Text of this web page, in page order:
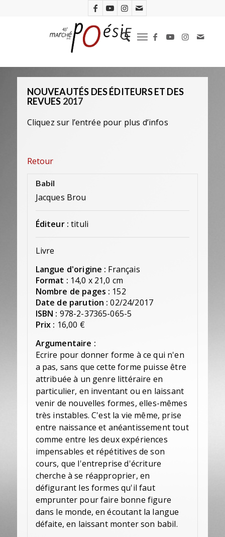
NOUVEAUTÉS DES ÉDITEURS ET DES
REVUES 2017
Cliquez sur l’entrée pour plus d’infos
Retour
Babil
Jacques Brou
Éditeur : tituli
Livre
Langue d'origine : Français
Format : 14,0 x 21,0 cm
Nombre de pages : 152
Date de parution : 02/24/2017
ISBN : 978-2-37365-065-5
Prix : 16,00 €
Argumentaire :
Ecrire pour donner forme à ce qui n'en
a pas, sans que cette forme puisse être
attribuée à un genre littéraire en
particulier, en inventant ou en laissant
venir de nouvelles formes, elles-mêmes
très instables. C'est la vie même, prise
entre naissance et anéantissement tout
comme entre les deux expériences
impensables et répétitives de son
cours, que l'entreprise d'écriture
cherche à se réapproprier, en
défigurant les formes qu'il faut
emprunter pour faire bonne figure
dans le monde, en écoutant la langue
défaite, en laissant monter son babil.